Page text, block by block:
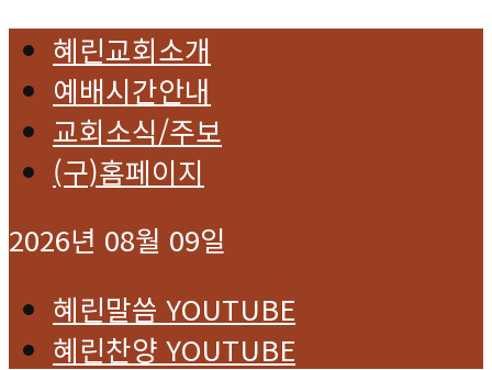
혜린교회소개
예배시간안내
교회소식/주보
(구)홈페이지
2026년 08월 09일
혜린말씀 YOUTUBE
혜린찬양 YOUTUBE